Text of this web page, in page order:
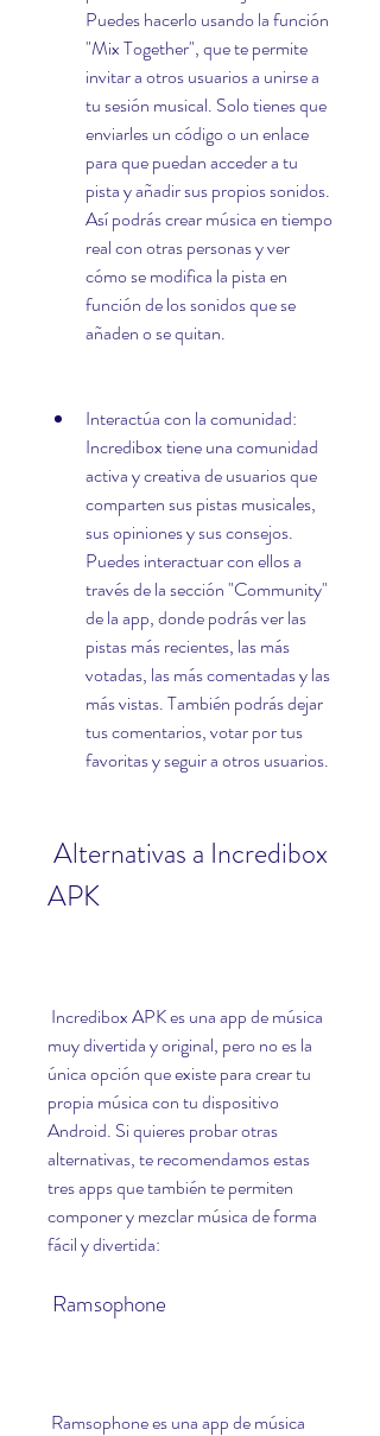
Puedes hacerlo usando la función
"Mix Together", que te permite
invitar a otros usuarios a unirse a
tu sesión musical. Solo tienes que
enviarles un código o un enlace
para que puedan acceder a tu
pista y añadir sus propios sonidos.
Así podrás crear música en tiempo
real con otras personas y ver
cómo se modifica la pista en
función de los sonidos que se
añaden o se quitan.
Interactúa con la comunidad:
Incredibox tiene una comunidad
activa y creativa de usuarios que
comparten sus pistas musicales,
sus opiniones y sus consejos.
Puedes interactuar con ellos a
través de la sección "Community"
de la app, donde podrás ver las
pistas más recientes, las más
votadas, las más comentadas y las
más vistas. También podrás dejar
tus comentarios, votar por tus
favoritas y seguir a otros usuarios.
APK
muy divertida y original, pero no es la
única opción que existe para crear tu
propia música con tu dispositivo
Android. Si quieres probar otras
alternativas, te recomendamos estas
tres apps que también te permiten
componer y mezclar música de forma
fácil y divertida:
Ramsophone